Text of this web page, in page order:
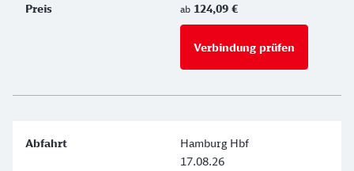
ab 124,09 €
Verbindung prüfen
Hamburg Hbf
17.08.26